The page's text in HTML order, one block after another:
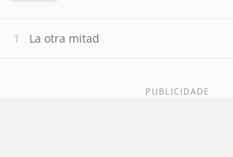
La otra mitad